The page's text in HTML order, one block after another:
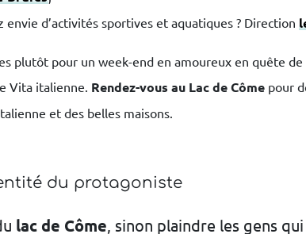
envie d’activités sportives et aquatiques ? Direction
plutôt pour un week-end en amoureux en quête de
Vita italienne. Rendez-vous au Lac de Cômepour
et des belles maisons.
du protagoniste
lac de Côme , sinon plaindre les gens